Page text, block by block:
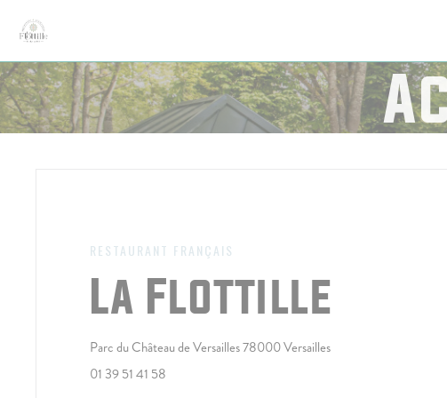
RESTAURANT FRANÇAIS
La Flottille
Parc du Château de Versailles 78000 Versailles((ouvre une nouvelle
01 39 51 41 58